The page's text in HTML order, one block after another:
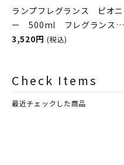
ランプフレグランス ピオニ
ー 500ml フレグランスラ
ンプ用オイル
3,520円 (税込)
Check Items
最近チェックした商品